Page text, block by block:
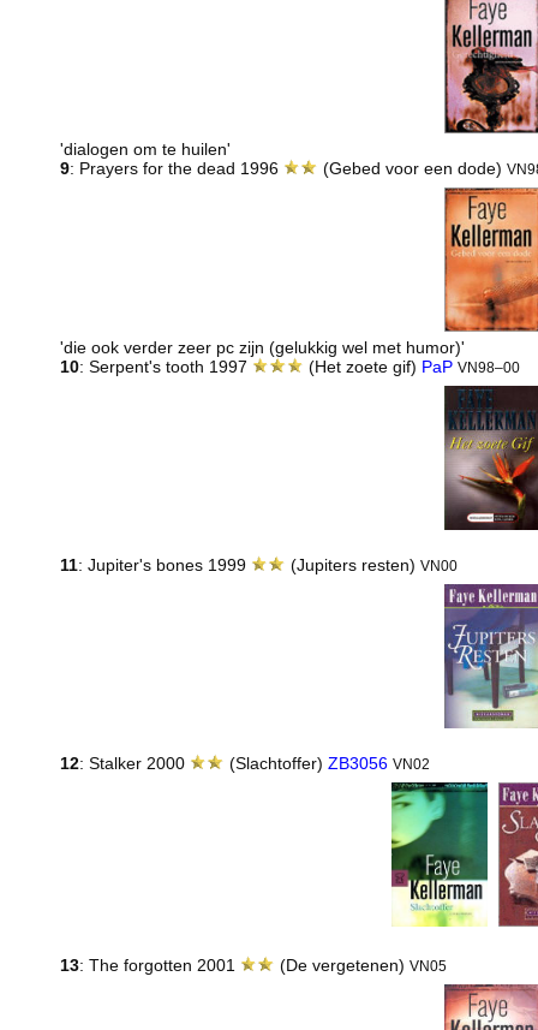
'dialogen om te huilen'
9: Prayers for the dead 1996 (Gebed voor een dode)
'die ook verder zeer pc zijn (gelukkig wel met humor)'
10: Serpent's tooth 1997 (Het zoete gif) PaP VN98–00
11: Jupiter's bones 1999 (Jupiters resten) VN00
12: Stalker 2000 (Slachtoffer) ZB3056 VN02
13: The forgotten 2001 (De vergetenen) VN05